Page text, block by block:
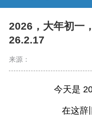
2026，大年初一
26.2.17
来源：
今天是
在这辞